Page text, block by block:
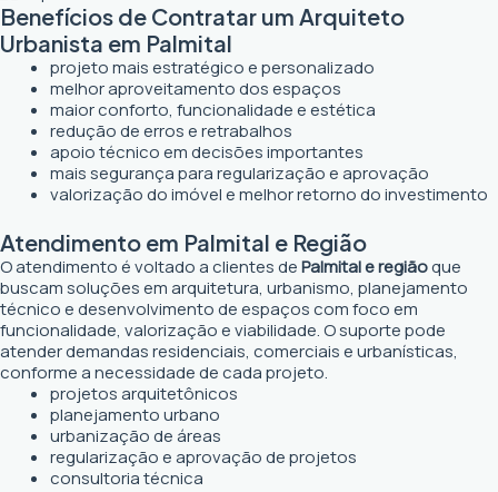
Benefícios de Contratar um Arquiteto
Urbanista em Palmital
projeto mais estratégico e personalizado
melhor aproveitamento dos espaços
maior conforto, funcionalidade e estética
redução de erros e retrabalhos
apoio técnico em decisões importantes
mais segurança para regularização e aprovação
valorização do imóvel e melhor retorno do investimento
Atendimento em Palmital e Região
O atendimento é voltado a clientes dePalmital e regiãoque
buscam soluções em arquitetura, urbanismo, planejamento
técnico e desenvolvimento de espaços com foco em
funcionalidade, valorização e viabilidade. O suporte pode
atender demandas residenciais, comerciais e urbanísticas,
conforme a necessidade de cada projeto.
projetos arquitetônicos
planejamento urbano
urbanização de áreas
regularização e aprovação de projetos
consultoria técnica